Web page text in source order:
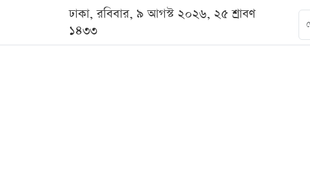
ঢাকা, রবিবার, ৯ আগস্ট ২০২৬, ২৫ শ্রাবণ
১৪৩৩